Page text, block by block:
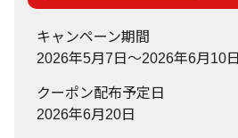
キャンペーン期間
2026年5月7日～2026年6月10日
クーポン配布予定日
2026年6月20日